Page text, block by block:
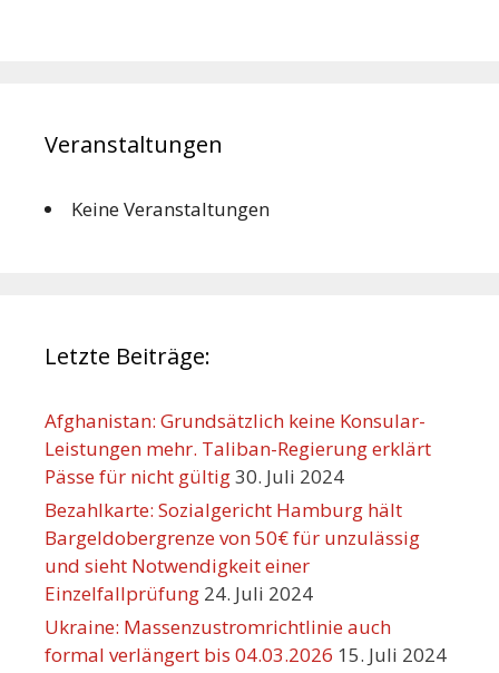
Veranstaltungen
Keine Veranstaltungen
Letzte Beiträge:
Afghanistan: Grundsätzlich keine Konsular-
Leistungen mehr. Taliban-Regierung erklärt
Pässe für nicht gültig30. Juli 2024
Bezahlkarte: Sozialgericht Hamburg hält
Bargeldobergrenze von 50€ für unzulässig
und sieht Notwendigkeit einer
Einzelfallprüfung 24. Juli 2024
Ukraine: Massenzustromrichtlinie auch
formal verlängert bis 04.03.2026 15. Juli 2024